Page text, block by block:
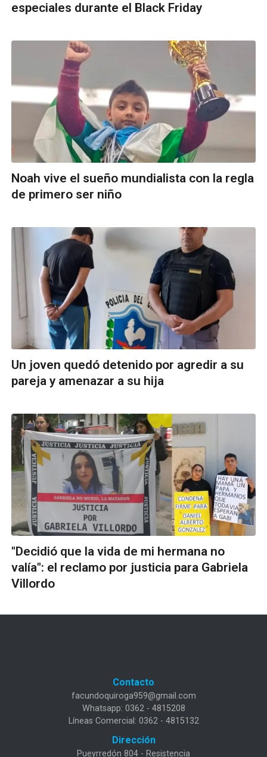
especiales durante el Black Friday
Noah vive el sueño mundialista con la regla
de primero ser niño
Un joven quedó detenido por agredir a su
pareja y amenazar a su hija
"Decidió que la vida de mi hermana no
valía": el reclamo por justicia para Gabriela
Villordo
Contacto
facundoquiroga959@gmail.com
Whatsapp: 0362 - 4815208
Líneas Comercial: 0362 - 4815132
Dirección
Pueyrredón 804 - Resistencia